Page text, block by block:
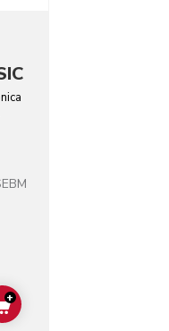
ADD TO CART
+